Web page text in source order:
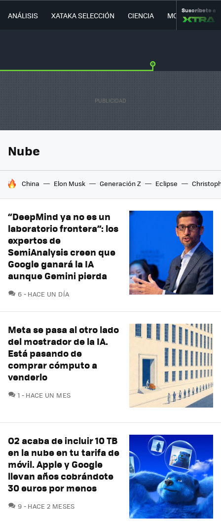
ANÁLISIS XATAKA SELECCIÓN CIENCIA MOVILIDAD
Suscríbete a
Nube
HOY SE HABLA DE
China Elon Musk Generación Z Eclipse
“DeepMind ya no es un
laboratorio frontera”: los
expertos de
SemiAnalysis creen que
Google ganará la IA
aunque Gemini pierda
6 COMENTARIOS
HACE UN DÍA
Meta se pasa al otro lado
del mostrador de la IA.
Está pasando de
comprar cómputo a
venderlo
1 COMENTARIOS
HACE UN MES
O2 acaba de incluir 10 TB
en la nube en tu tarifa de
móvil. Apple y Google
llevan años cobrándote
30 euros por menos
9 COMENTARIOS
HACE 2 MESES